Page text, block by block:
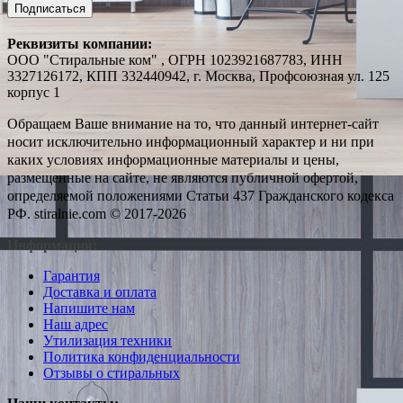
Подписаться
Реквизиты компании:
ООО "Стиральные ком" , ОГРН 1023921687783, ИНН
3327126172, КПП 332440942, г. Москва, Профсоюзная ул. 125
корпус 1
Обращаем Ваше внимание на то, что данный интернет-сайт
носит исключительно информационный характер и ни при
каких условиях информационные материалы и цены,
размещенные на сайте, не являются публичной офертой,
определяемой положениями Статьи 437 Гражданского кодекса
РФ. stiralnie.com © 2017-2026
Гарантия
Доставка и оплата
Напишите нам
Наш адрес
Утилизация техники
Политика конфиденциальности
Отзывы о стиральных